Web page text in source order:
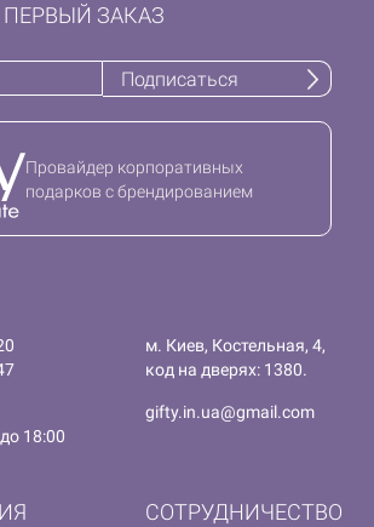
м. Киев, Костельная, 4,
код на дверях: 1380.
18:00
gifty.in.ua@gmail.com
СОТРУДНИЧЕСТВО
ЗАКАЗ
Подписаться
Провайдер корпоративных
подарков с брендированием